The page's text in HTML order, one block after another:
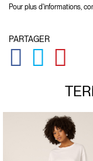
Pour plus d'informations,
PARTAGER